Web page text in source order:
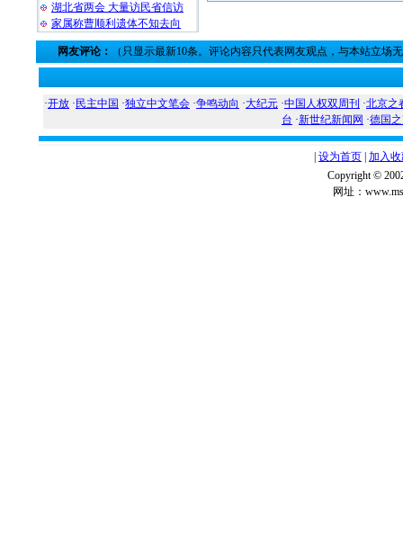
湖北省两会 大量访民省信访
家属称曹顺利遗体不知去向
网友评论： （只显示最新10条。评论内容只代表网友观点，与本站立场
·开放 · 民主中国 ·独立中文笔会 ·争鸣动向 ·大纪元 ·中国人权双周刊 ·北京之
台 ·新世纪新闻网 ·德国
设为首页 加入
Copyright ©
网址：